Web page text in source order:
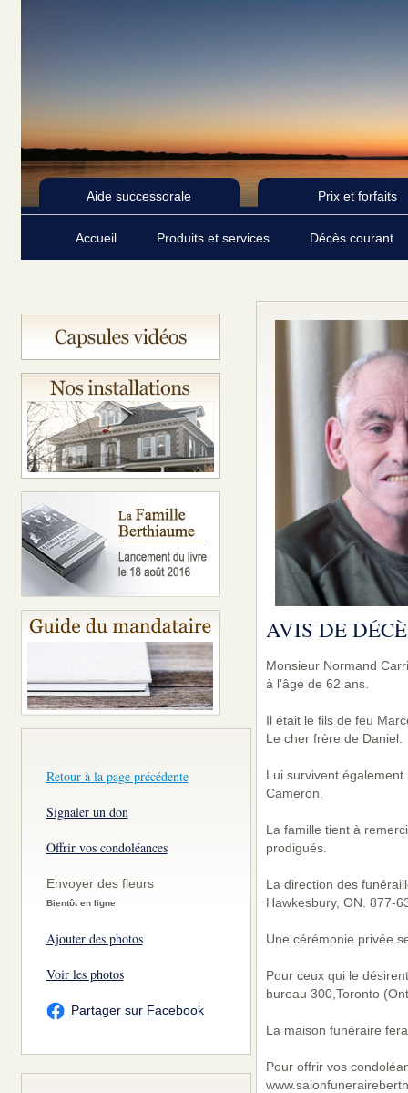
Aide successorale Prix et forfaits
Accueil Produits et services Décès courant
Retour à la page précédente
Signaler un don
Offrir vos condoléances
Envoyer des fleurs
Bientôt en ligne
Ajouter des photos
Voir les photos
Partager sur Facebook
AVIS DE
Monsieur Normand
à l'âge de 62 ans.
Il était le fils de feu
Le cher frère de Daniel.
Lui survivent
Cameron.
La famille tient à
prodigués.
La direction des
Hawkesbury, ON. 877-
Une cérémonie privée
Pour ceux qui le
bureau 300,Toronto
La maison funéraire
Pour offrir vos